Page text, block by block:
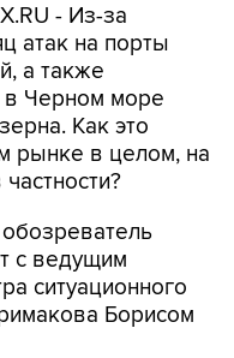
- Из-за
атак на порты
а также
в Черном море
Как это
рынке в целом, на
с ведущим
ситуационного
Борисом